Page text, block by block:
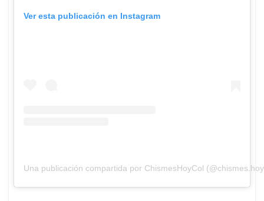
Ver esta publicación en Instagram
Una publicación compartida por ChismesHoyCol